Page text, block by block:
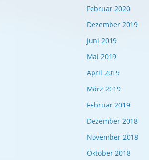
Februar 2020
Dezember 2019
Juni 2019
Mai 2019
April 2019
März 2019
Februar 2019
Dezember 2018
November 2018
Oktober 2018